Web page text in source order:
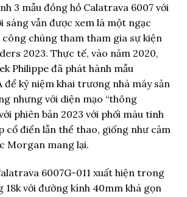
3 mẫu đồng hồ Calatrava 6007 với
sáng vẫn được xem là một ngạc
công chúng tham tham gia sự kiện
2023. Thực tế, vào năm 2020,
Philippe đã phát hành mẫu
để kỷ niệm khai trương nhà máy sản
nhưng với diện mạo “thông
phiên bản 2023 với phối màu tinh
cổ điển lẫn thể thao, giống như cảm
Morgan mang lại.
6007G-011 xuất hiện trong
18k với đường kính 40mm khá gọn